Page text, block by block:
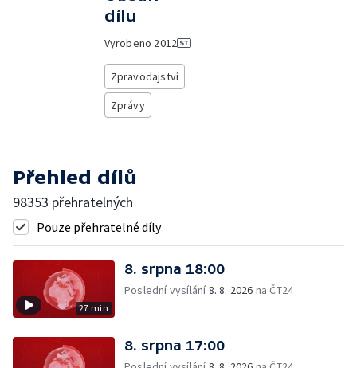
dílu
Vyrobeno 2012
Zpravodajství
Zprávy
Přehled dílů
98353 přehratelných
Pouze přehratelné díly
27 min
8. srpna 18:00
Poslední vysílání8. 8. 2026 na ČT24
8. srpna 17:00